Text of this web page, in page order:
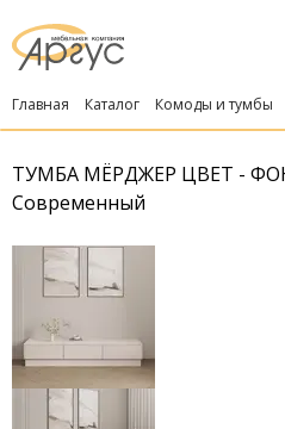
Главная Каталог Комоды и тумбы
ТУМБА МЁРДЖЕР ЦВЕТ -
Современный